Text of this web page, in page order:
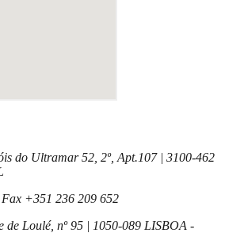
do Ultramar 52, 2º, Apt.107| 3100-462
Fax +351 236 209 652
de Loulé, nº 95 | 1050-089 LISBOA -